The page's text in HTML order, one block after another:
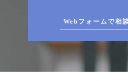
Webフォームで相